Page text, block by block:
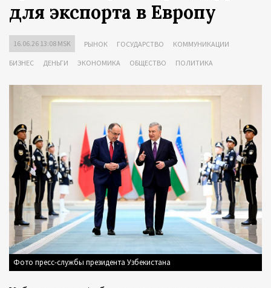
для экспорта в Европу
16.06.26 13:08 MSK РЫНОК ГОСУДАРСТВО КОММУНИКАЦИИ
БИЗНЕС ДЕНЬГИ ЭКОНОМИКА ОБЩЕСТВО ПОЛИТИКА
Фото пресс-службы президента Узбекистана